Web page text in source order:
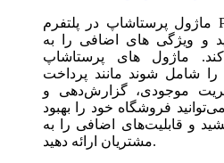
ماژول‌ پرستاشاپ در پلتفرم PrestaShop به ابزارهایی گفته
و ویژگی های اضافی را به
ماژول های پرستاشاپ
را شامل شوند مانند پرداخت
موجودی، گزارش‌دهی و
فروشگاه خود را بهبود
و قابلیت‌های اضافی را به
مشتریان ارائه دهید.